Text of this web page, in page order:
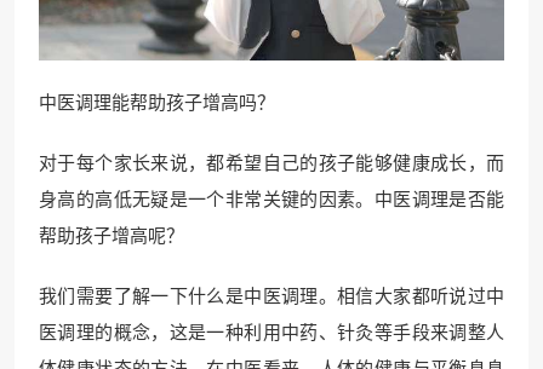
中医调理能帮助孩子增高吗？
对于每个家长来说，都希望自己的孩子能够健康成长，而
身高的高低无疑是一个非常关键的因素。中医调理是否能
帮助孩子增高呢？
我们需要了解一下什么是中医调理。相信大家都听说过中
医调理的概念，这是一种利用中药、针灸等手段来调整人